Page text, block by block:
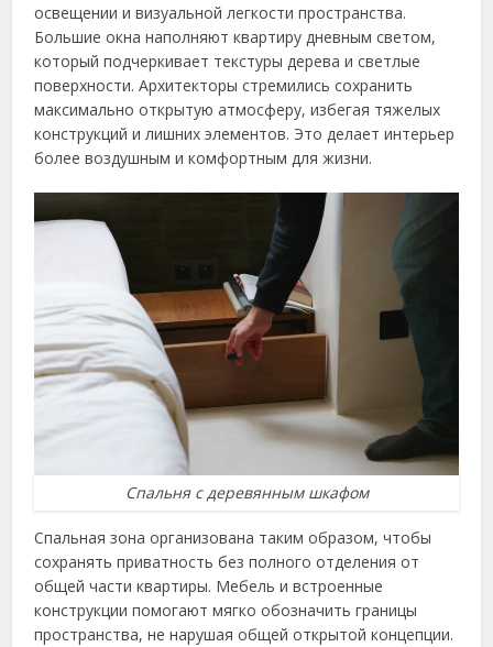
освещении и визуальной легкости пространства.
Большие окна наполняют квартиру дневным светом,
который подчеркивает текстуры дерева и светлые
поверхности. Архитекторы стремились сохранить
максимально открытую атмосферу, избегая тяжелых
конструкций и лишних элементов. Это делает интерьер
более воздушным и комфортным для жизни.
Спальня с деревянным шкафом
Спальная зона организована таким образом, чтобы
сохранять приватность без полного отделения от
общей части квартиры. Мебель и встроенные
конструкции помогают мягко обозначить границы
пространства, не нарушая общей открытой концепции.